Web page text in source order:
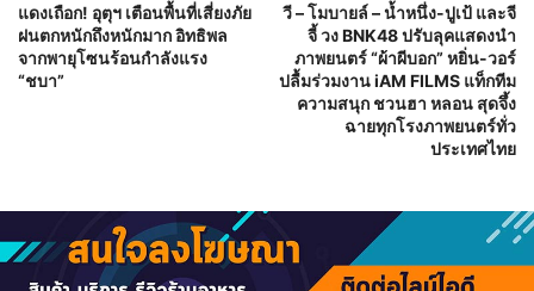
แดงเถือก! อุตุฯ เตือนพื้นที่เสี่ยงภัย
ฝนตกหนักถึงหนักมาก อิทธิพล
จากพายุโซนร้อนกำลังแรง
“ชบา”
วี – โมบายล์ – น้ำหนึ่ง-ปูเป้ และจี
จี้ วง BNK48 ปรับลุคแสดงนำ
ภาพยนตร์ “ผ้าผีบอก” หยิ่น-วอร์
ปลื้มร่วมงาน iAM FILMS แท็กทีม
ความสนุก ชวนฮา หลอน สุดจึ้ง
ฉายทุกโรงภาพยนตร์ทั่ว
ประเทศไทย